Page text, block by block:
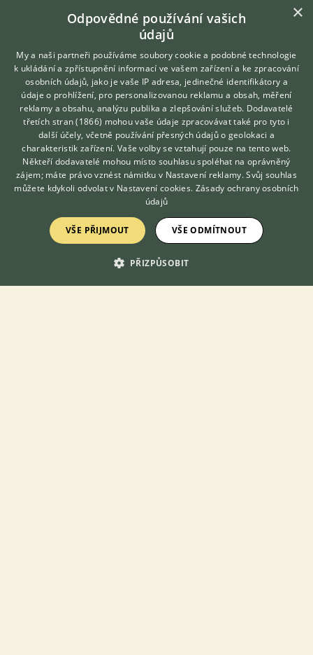
Prodám Agamu vousatou - Prodám mladou Agamu vousatou. Je
přátelská, ráda se nechává hladit,nosit, a ráda je ve vodě. Je
celkově zdravá. Jen do dobrých rukou. Osobní odběr Ostrava
Zábřeh
4.8.2026 15:01
Ostrava, okr. Ostrava-město
Miki1983 30×
Hledáte zvířecího kamaráda?
Zdarma vám poradí
VETERINÁŘ ONLINE
KONZULTOVAT S
VETERINÁŘEM
×
Odpovědné používání vašich
údajů
My a naši partneři používáme soubory cookie a podobné technologie
k ukládání a zpřístupnění informací ve vašem zařízení a ke zpracování
osobních údajů, jako je vaše IP adresa, jedinečné identifikátory a
údaje o prohlížení, pro personalizovanou reklamu a obsah, měření
reklamy a obsahu, analýzu publika a zlepšování služeb. Dodavatelé
třetích stran (1866) mohou vaše údaje zpracovávat také pro tyto i
další účely, včetně používání přesných údajů o geolokaci a
charakteristik zařízení. Vaše volby se vztahují pouze na tento web.
Někteří dodavatelé mohou místo souhlasu spoléhat na oprávněný
zájem; máte právo vznést námitku v Nastavení reklamy. Svůj souhlas
můžete kdykoli odvolat v Nastavení cookies. Zásady ochrany osobních
údajů
VŠE PŘIJMOUT VŠE ODMÍTNOUT
PŘIZPŮSOBIT